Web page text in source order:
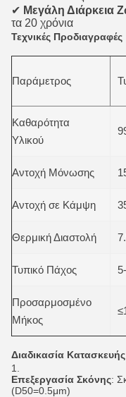
✔ Μεγάλη Διάρκεια
τα 20 χρόνια
Τεχνικές Προδιαγραφές
Παράμετρος
Καθαρότητα
Υλικού
Αντοχή Μόνωσης
Αντοχή σε Κάμψη
Θερμική Διαστολή
Τυπικό Πάχος
Προσαρμοσμένο
Μήκος
Διαδικασία Κατασκευής
Επεξεργασία Σκόνης:
(D50=0.5μm)